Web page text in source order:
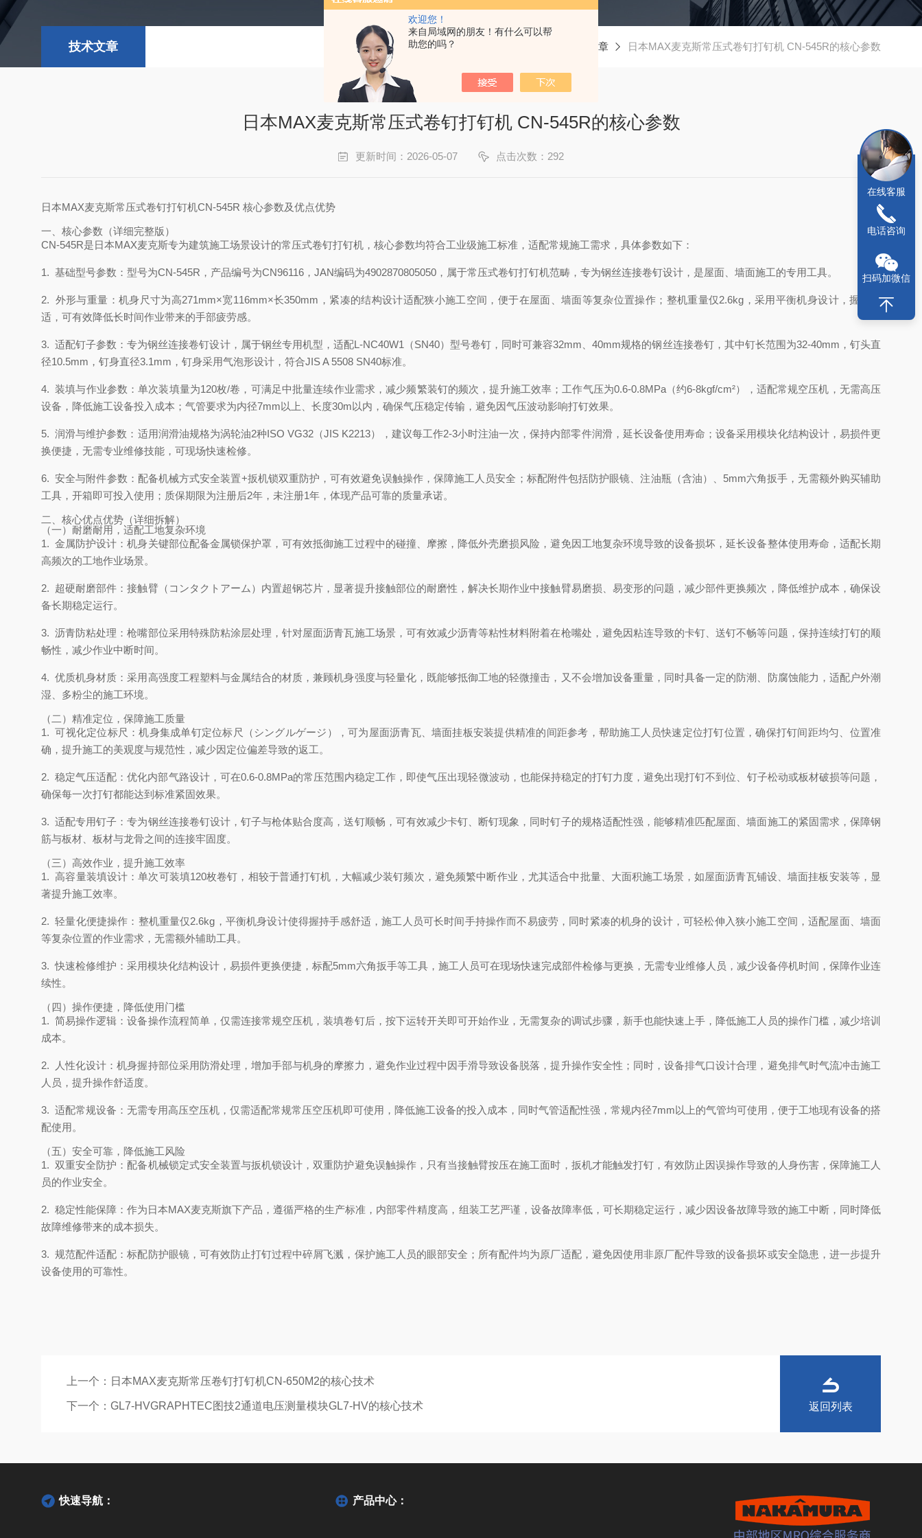
欢迎您！
来自局域网的朋友！有什么可以帮
助您的吗？
技术文章 技术文章 日本MAX麦克斯常压式卷钉打钉机 CN-545R的核心参数
日本MAX麦克斯常压式卷钉打钉机 CN-545R的核心参数
更新时间：2026-05-07 点击次数：292
日本MAX麦克斯常压式卷钉打钉机CN-545R 核心参数及优点优势
一、核心参数（详细完整版）
CN-545R是日本MAX麦克斯专为建筑施工场景设计的常压式卷钉打钉机，核心参数均符合工业级施工标准，适配常规施工需求，具体参数如下：
1. 基础型号参数：型号为CN-545R，产品编号为CN96116，JAN编码为4902870805050，属于常压式卷钉打钉机范畴，专为钢丝连接卷钉设计，是屋面、墙面施工的专用工具。
2. 外形与重量：机身尺寸为高271mm×宽116mm×长350mm，紧凑的结构设计适配狭小施工空间，便于在屋面、墙面等复杂位置操作；整机重量仅2.6kg，采用平衡机身设计，握持舒
适，可有效降低长时间作业带来的手部疲劳感。
3. 适配钉子参数：专为钢丝连接卷钉设计，属于钢丝专用机型，适配L-NC40W1（SN40）型号卷钉，同时可兼容32mm、40mm规格的钢丝连接卷钉，其中钉长范围为32-40mm，钉头直
径10.5mm，钉身直径3.1mm，钉身采用气泡形设计，符合JIS A 5508 SN40标准。
4. 装填与作业参数：单次装填量为120枚/卷，可满足中批量连续作业需求，减少频繁装钉的频次，提升施工效率；工作气压为0.6-0.8MPa（约6-8kgf/cm²），适配常规空压机，无需高压
设备，降低施工设备投入成本；气管要求为内径7mm以上、长度30m以内，确保气压稳定传输，避免因气压波动影响打钉效果。
5. 润滑与维护参数：适用润滑油规格为涡轮油2种ISO VG32（JIS K2213），建议每工作2-3小时注油一次，保持内部零件润滑，延长设备使用寿命；设备采用模块化结构设计，易损件更
换便捷，无需专业维修技能，可现场快速检修。
6. 安全与附件参数：配备机械方式安全装置+扳机锁双重防护，可有效避免误触操作，保障施工人员安全；标配附件包括防护眼镜、注油瓶（含油）、5mm六角扳手，无需额外购买辅助
工具，开箱即可投入使用；质保期限为注册后2年，未注册1年，体现产品可靠的质量承诺。
二、核心优点优势（详细拆解）
（一）耐磨耐用，适配工地复杂环境
1. 金属防护设计：机身关键部位配备金属锁保护罩，可有效抵御施工过程中的碰撞、摩擦，降低外壳磨损风险，避免因工地复杂环境导致的设备损坏，延长设备整体使用寿命，适配长期
高频次的工地作业场景。
2. 超硬耐磨部件：接触臂（コンタクトアーム）内置超钢芯片，显著提升接触部位的耐磨性，解决长期作业中接触臂易磨损、易变形的问题，减少部件更换频次，降低维护成本，确保设
备长期稳定运行。
3. 沥青防粘处理：枪嘴部位采用特殊防粘涂层处理，针对屋面沥青瓦施工场景，可有效减少沥青等粘性材料附着在枪嘴处，避免因粘连导致的卡钉、送钉不畅等问题，保持连续打钉的顺
畅性，减少作业中断时间。
4. 优质机身材质：采用高强度工程塑料与金属结合的材质，兼顾机身强度与轻量化，既能够抵御工地的轻微撞击，又不会增加设备重量，同时具备一定的防潮、防腐蚀能力，适配户外潮
湿、多粉尘的施工环境。
（二）精准定位，保障施工质量
1. 可视化定位标尺：机身集成单钉定位标尺（シングルゲージ），可为屋面沥青瓦、墙面挂板安装提供精准的间距参考，帮助施工人员快速定位打钉位置，确保打钉间距均匀、位置准
确，提升施工的美观度与规范性，减少因定位偏差导致的返工。
2. 稳定气压适配：优化内部气路设计，可在0.6-0.8MPa的常压范围内稳定工作，即使气压出现轻微波动，也能保持稳定的打钉力度，避免出现打钉不到位、钉子松动或板材破损等问题，
确保每一次打钉都能达到标准紧固效果。
3. 适配专用钉子：专为钢丝连接卷钉设计，钉子与枪体贴合度高，送钉顺畅，可有效减少卡钉、断钉现象，同时钉子的规格适配性强，能够精准匹配屋面、墙面施工的紧固需求，保障钢
筋与板材、板材与龙骨之间的连接牢固度。
（三）高效作业，提升施工效率
1. 高容量装填设计：单次可装填120枚卷钉，相较于普通打钉机，大幅减少装钉频次，避免频繁中断作业，尤其适合中批量、大面积施工场景，如屋面沥青瓦铺设、墙面挂板安装等，显
著提升施工效率。
2. 轻量化便捷操作：整机重量仅2.6kg，平衡机身设计使得握持手感舒适，施工人员可长时间手持操作而不易疲劳，同时紧凑的机身的设计，可轻松伸入狭小施工空间，适配屋面、墙面
等复杂位置的作业需求，无需额外辅助工具。
3. 快速检修维护：采用模块化结构设计，易损件更换便捷，标配5mm六角扳手等工具，施工人员可在现场快速完成部件检修与更换，无需专业维修人员，减少设备停机时间，保障作业连
续性。
（四）操作便捷，降低使用门槛
1. 简易操作逻辑：设备操作流程简单，仅需连接常规空压机，装填卷钉后，按下运转开关即可开始作业，无需复杂的调试步骤，新手也能快速上手，降低施工人员的操作门槛，减少培训
成本。
2. 人性化设计：机身握持部位采用防滑处理，增加手部与机身的摩擦力，避免作业过程中因手滑导致设备脱落，提升操作安全性；同时，设备排气口设计合理，避免排气时气流冲击施工
人员，提升操作舒适度。
3. 适配常规设备：无需专用高压空压机，仅需适配常规常压空压机即可使用，降低施工设备的投入成本，同时气管适配性强，常规内径7mm以上的气管均可使用，便于工地现有设备的搭
配使用。
（五）安全可靠，降低施工风险
1. 双重安全防护：配备机械锁定式安全装置与扳机锁设计，双重防护避免误触操作，只有当接触臂按压在施工面时，扳机才能触发打钉，有效防止因误操作导致的人身伤害，保障施工人
员的作业安全。
2. 稳定性能保障：作为日本MAX麦克斯旗下产品，遵循严格的生产标准，内部零件精度高，组装工艺严谨，设备故障率低，可长期稳定运行，减少因设备故障导致的施工中断，同时降低
故障维修带来的成本损失。
3. 规范配件适配：标配防护眼镜，可有效防止打钉过程中碎屑飞溅，保护施工人员的眼部安全；所有配件均为原厂适配，避免因使用非原厂配件导致的设备损坏或安全隐患，进一步提升
设备使用的可靠性。
上一个： 日本MAX麦克斯常压卷钉打钉机CN-650M2的核心技术
下一个： GL7-HVGRAPHTEC图技2通道电压测量模块GL7-HV的核心技术 返回列表
快速导航： 产品中心：
在线客服
电话咨询
扫码加微信